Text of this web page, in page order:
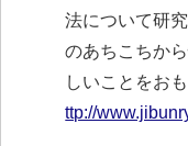
法について研
のあちこちか
しいことをお
ttp://